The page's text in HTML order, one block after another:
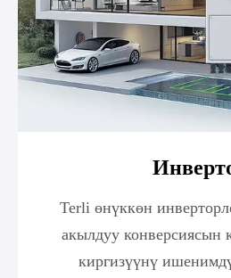
Terli өнүккөн
акылдуу конверсиясын
киргизүүнү